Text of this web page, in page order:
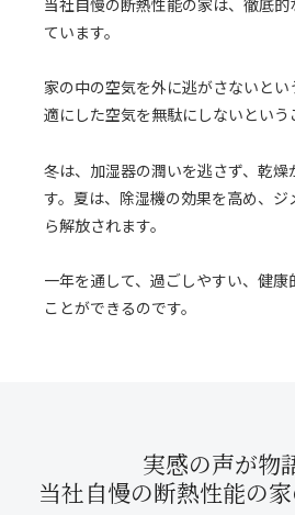
当社自慢の断熱性能の家は、徹底
ています。
家の中の空気を外に逃がさないと
適にした空気を無駄にしないという
冬は、加湿器の潤いを逃さず、乾燥
す。夏は、除湿機の効果を高め、
ら解放されます。
一年を通して、過ごしやすい、健
ことができるのです。
実感の声が物
当社自慢の断熱性能の